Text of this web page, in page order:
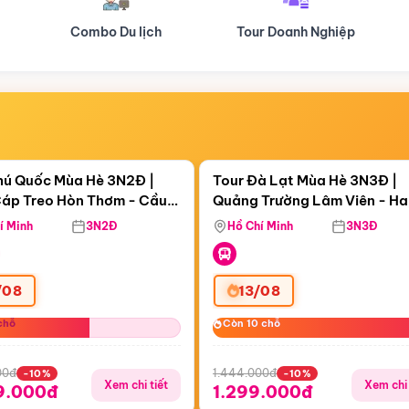
Tour Doanh Nghiệp Du lịch Hành Hương
20:02:18
Treo Hòn Thơm
Quốc Mùa Hè 3N2Đ |
Treo Hòn Thơm - Cầu
Viên Nước Aquatopia
Minh 3N2Đ
-10%
Xem chi tiết
Còn04 ngày 20:02:18
Tour Đà Lạt Mùa Hè 3N3Đ |
Quảng Trường Lâm Viên -
Hill - Puppy Farm
Hồ Chí Minh 3N3Đ
13/08
Còn 10 chỗ
Còn 10 chỗ
1.444.000đ -10%
1.299.000đ Xem